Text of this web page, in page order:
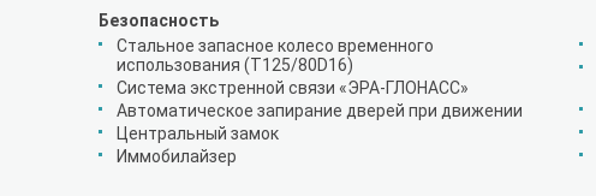
Безопасность
Стальное запасное колесо временного
использования (T125/80D16)
Система экстренной связи «ЭРА-ГЛОНАСС»
Автоматическое запирание дверей при движении
Центральный замок
Иммобилайзер